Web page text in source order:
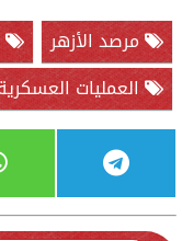
مرصد الأزهر
العمليات